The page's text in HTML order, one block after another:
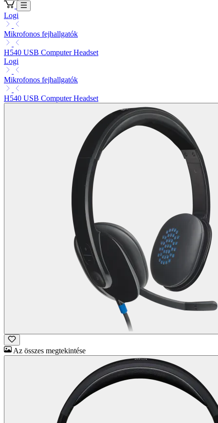
Logi
Mikrofonos fejhallgatók
H540 USB Computer Headset
Logi
Mikrofonos fejhallgatók
H540 USB Computer Headset
Az összes megtekintése